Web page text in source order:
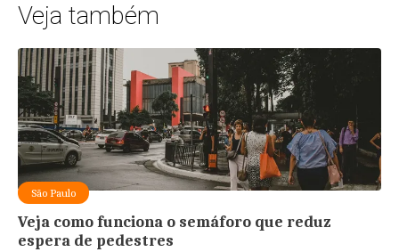
Veja também
São Paulo
Veja como funciona o semáforo que reduz
espera de pedestres